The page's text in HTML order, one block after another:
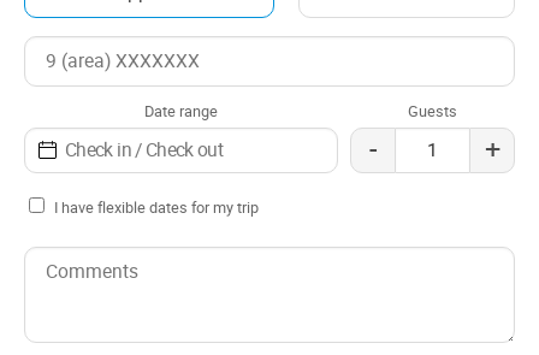
Date range Guests
- +
I have flexible dates for my trip